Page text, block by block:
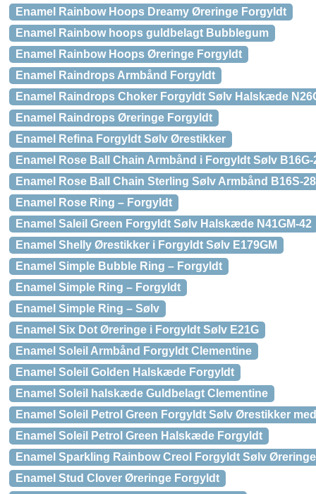
Enamel Rainbow Hoops Dreamy Øreringe Forgyldt
Enamel Rainbow hoops guldbelagt Bubblegum
Enamel Rainbow Hoops Øreringe Forgyldt
Enamel Raindrops Armbånd Forgyldt
Enamel Raindrops Choker Forgyldt Sølv Halskæde
Enamel Raindrops Øreringe Forgyldt
Enamel Refina Forgyldt Sølv Ørestikker
Enamel Rose Ball Chain Armbånd i Forgyldt Sølv B16G-
Enamel Rose Ball Chain Sterling Sølv Armbånd B16S-28
Enamel Rose Ring – Forgyldt
Enamel Saleil Green Forgyldt Sølv Halskæde N41GM-42
Enamel Shelly Ørestikker i Forgyldt Sølv E179GM
Enamel Simple Bubble Ring – Forgyldt
Enamel Simple Ring – Forgyldt
Enamel Simple Ring – Sølv
Enamel Six Dot Øreringe i Forgyldt Sølv E21G
Enamel Soleil Armbånd Forgyldt Clementine
Enamel Soleil Golden Halskæde Forgyldt
Enamel Soleil halskæde Guldbelagt Clementine
Enamel Soleil Petrol Green Forgyldt Sølv Ørestikker
Enamel Soleil Petrol Green Halskæde Forgyldt
Enamel Sparkling Rainbow Creol Forgyldt Sølv Øreringe
Enamel Stud Clover Øreringe Forgyldt